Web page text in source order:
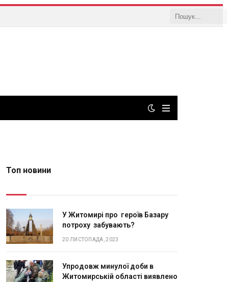
Топ новини
У Житомирі про героїв Базару
потроху забувають?
20 ЛИСТОПАДА, 2023
Упродовж минулої доби в
Житомирській області виявлено